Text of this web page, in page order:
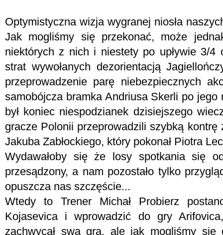
Optymistyczna wizja wygranej niosła
Jak mogliśmy się przekonać, może
niektórych z nich i niestety po upływie 3/4
strat wywołanych dezorientacją
przeprowadzenie parę niebezpiecznych
samobójcza bramka Andriusa Skerli po jego
był koniec niespodzianek dzisiejszego
gracze Polonii przeprowadzili szybką kontrę
Jakuba Zabłockiego, który pokonał Piotra
Wydawałoby się że losy spotkania się
przesądzony, a nam pozostało tylko
opuszcza nas szczęście...
Wtedy to Trener Michał Probierz
Kojasevica i wprowadzić do gry
zachwycał swą grą, ale jak mogliśmy się